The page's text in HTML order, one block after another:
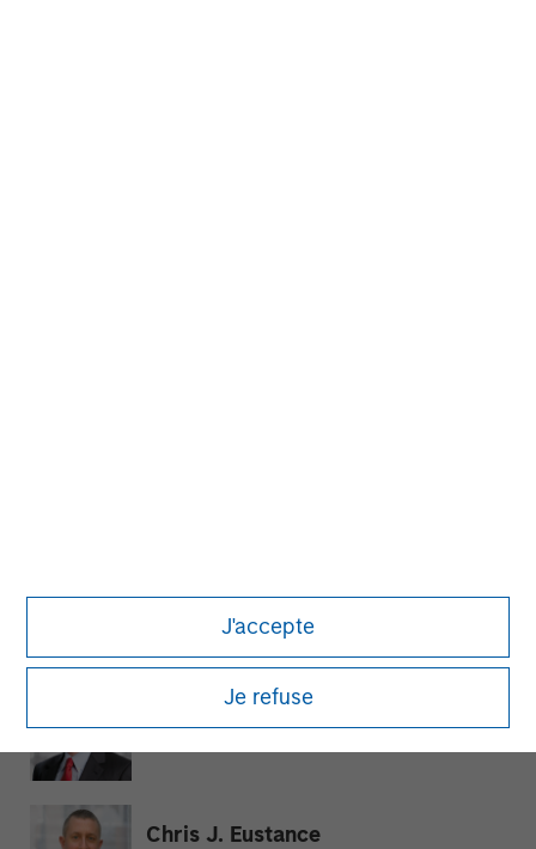
J'accepte
Je refuse
Managing Director
William J. Delahunty
Chris J. Eustance